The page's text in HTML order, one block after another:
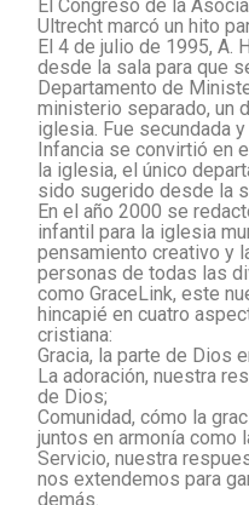
El Congreso de la
Ultrecht marcó un hito
El 4 de julio de 1995, A.
desde la sala para que
Departamento de
ministerio separado, un
iglesia. Fue secundada
Infancia se convirtió en
la iglesia, el único
sido sugerido desde la
En el año 2000 se
infantil para la iglesia
pensamiento creativo y
personas de todas las
como GraceLink, este
hincapié en cuatro
cristiana:
Gracia, la parte de Dios
La adoración, nuestra
de Dios;
Comunidad, cómo la
juntos en armonía como
Servicio, nuestra
nos extendemos para
demás.